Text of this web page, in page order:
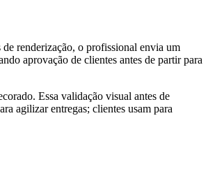
renderização, o profissional envia um
aprovação de clientes antes de partir para
Essa validação visual antes de
agilizar entregas; clientes usam para